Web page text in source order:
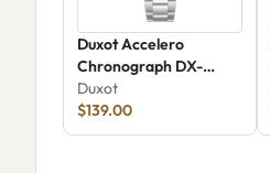
Duxot Accelero
Chronograph DX-
2065-99
Duxot
$139.00